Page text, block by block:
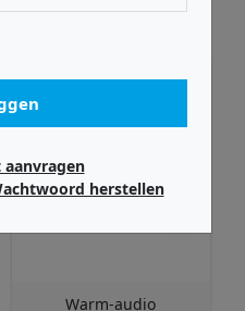
Warm-audio
herstellen